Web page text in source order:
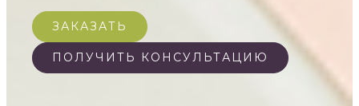
ЗАКАЗАТЬ
ПОЛУЧИТЬ КОНСУЛЬТАЦИЮ